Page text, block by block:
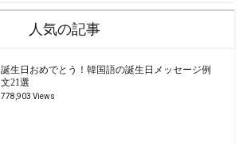
人気の記事
誕生日おめでとう！韓国語の誕生日メッセージ例
文21選
778,903 Views